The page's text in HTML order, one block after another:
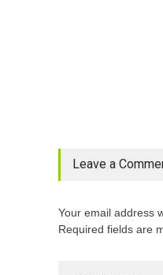
Leave a
Your email address
Required fields are